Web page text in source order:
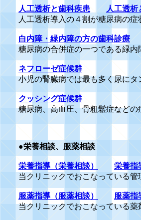
人工透析と歯科疾患 人工透析
人工透析導入の４割が糖尿病の
白内障・緑内障の方の歯科診療
糖尿病の合併症の一つである緑
ネフローゼ症候群
小児の腎臓病では最も多く尿に
クッシング症候群
糖尿病、高血圧、骨粗鬆症など
●栄養相談、服薬相談
栄養指導（栄養相談） 栄養指
当クリニックでおこなっている
服薬指導（服薬相談）
服薬指
当クリニックでおこなっている